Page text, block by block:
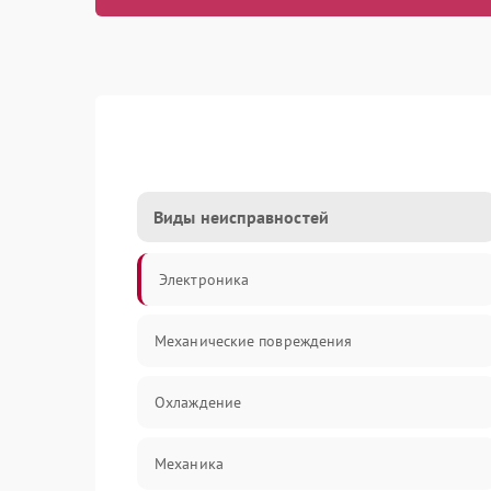
Виды неисправностей
Электроника
Механические повреждения
Охлаждение
Механика